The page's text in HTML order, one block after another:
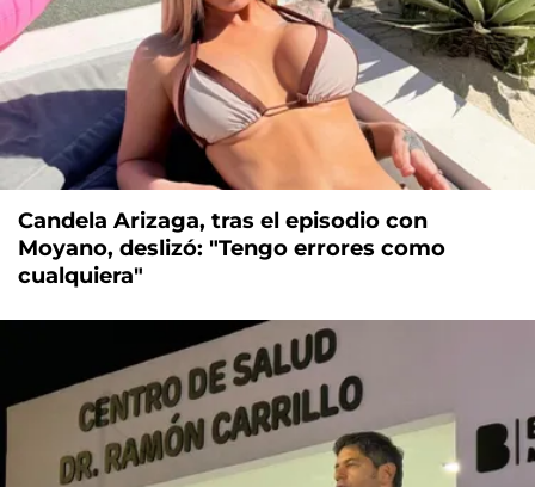
Candela Arizaga, tras el episodio con
Moyano, deslizó: "Tengo errores como
cualquiera"